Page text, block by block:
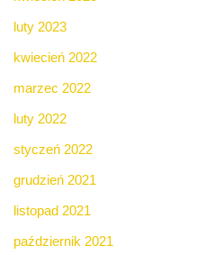
luty 2023
kwiecień 2022
marzec 2022
luty 2022
styczeń 2022
grudzień 2021
listopad 2021
październik 2021